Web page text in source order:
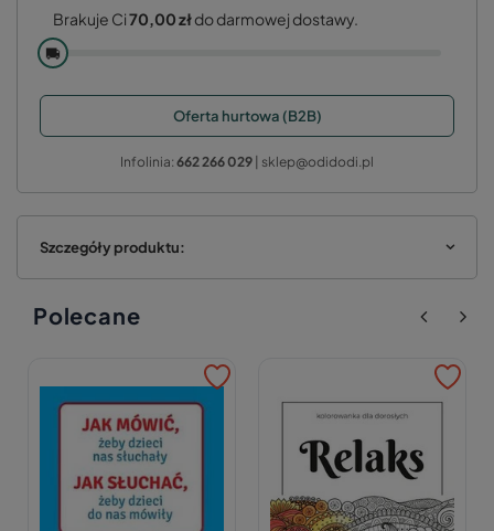
Brakuje Ci70,00 złdo darmowej dostawy.
🚚
Oferta hurtowa (B2B)
Infolinia: 662 266 029 | sklep@odidodi.pl
Szczegóły produktu:
Polecane